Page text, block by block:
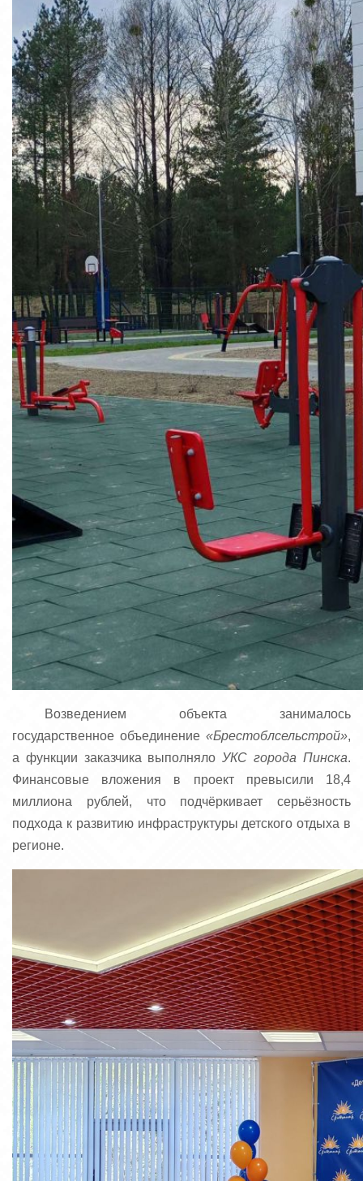
Возведением объекта занималось
государственное объединение «Брестоблсельстрой»,
а функции заказчика выполнялоУКС города Пинска.
Финансовые вложения в проект превысили 18,4
миллиона рублей, что подчёркивает серьёзность
подхода к развитию инфраструктуры детского отдыха в
регионе.